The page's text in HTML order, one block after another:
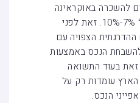
להשכרה באוקראינה
מניבים תשואה מכובדת של 7%-10%. זאת לפני
הצפויה עם
הנכס באמצעות
זאת בעוד התשואה
עומדות רק על